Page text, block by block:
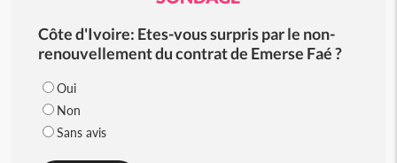
Côte d'Ivoire: Etes-vous surpris par le non-
renouvellement du contrat de Emerse Faé ?
Oui
Non
Sans avis